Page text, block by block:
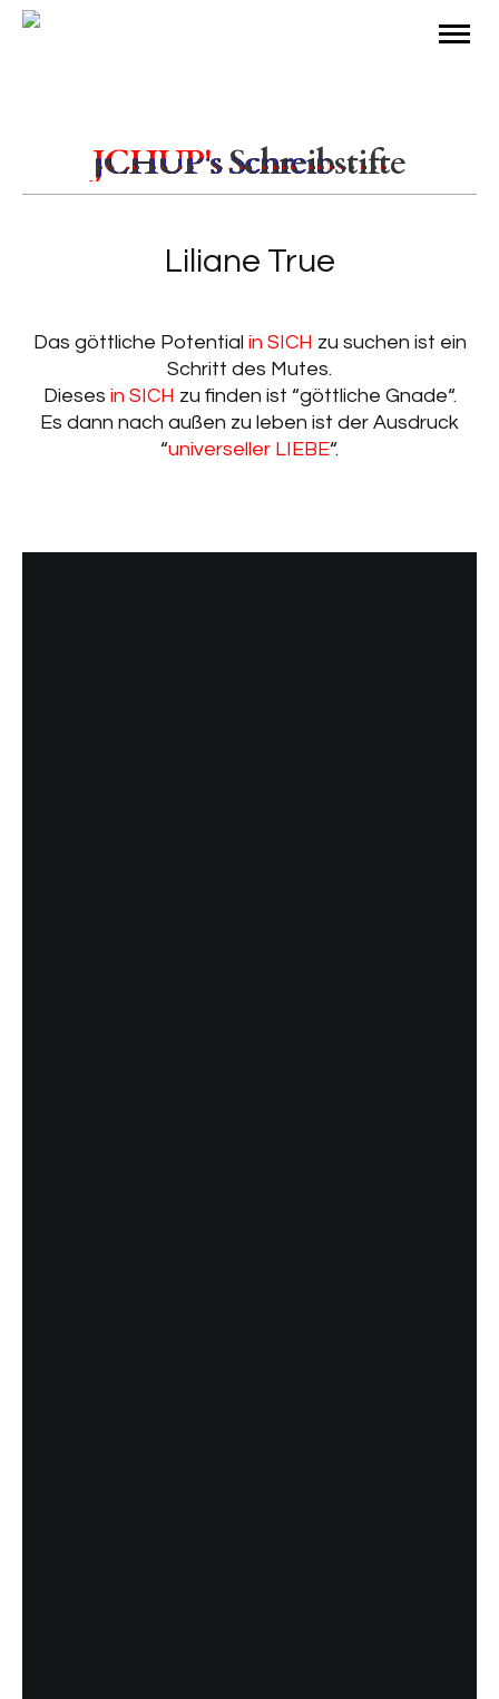
JCHUP'sSchreibstifte
Liliane True
Das göttliche Potential in SICH zu suchen ist ein
Schritt des Mutes.
Dieses in SICH zu finden ist “göttliche Gnade“.
Es dann nach außen zu leben ist der Ausdruck
“universeller LIEBE“.